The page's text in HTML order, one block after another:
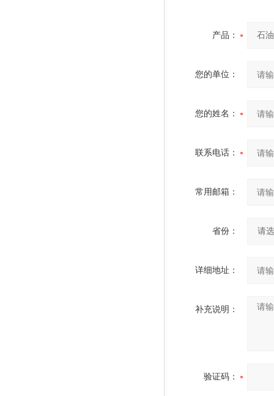
产品：
您的单位：
您的姓名：
联系电话：
常用邮箱：
省份：
详细地址：
补充说明：
验证码：